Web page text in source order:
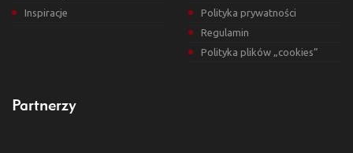
Inspiracje
Polityka prywatności
Regulamin
Polityka plików „cookies”
Partnerzy